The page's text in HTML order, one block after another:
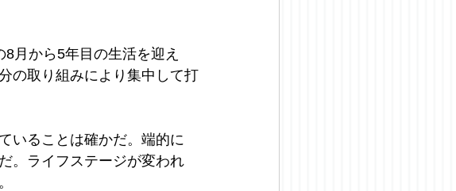
月から5年目の生活を迎え
の取り組みにより集中して打
いることは確かだ。端的に
。ライフステージが変われ